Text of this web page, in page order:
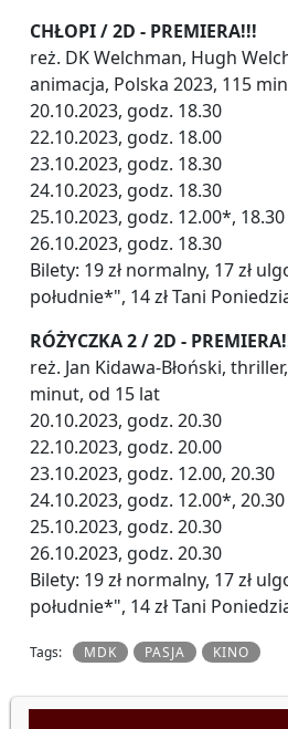
CHŁOPI / 2D - PREMIERA!!!
reż. DK Welchman, Hugh
animacja, Polska 2023, 115
20.10.2023, godz. 18.30
22.10.2023, godz. 18.00
23.10.2023, godz. 18.30
24.10.2023, godz. 18.30
25.10.2023, godz. 12.00*, 18.30
26.10.2023, godz. 18.30
Bilety: 19 zł normalny, 17 zł
południe*", 14 zł Tani
RÓŻYCZKA 2 / 2D -
reż. Jan Kidawa-Błoński,
minut, od 15 lat
20.10.2023, godz. 20.30
22.10.2023, godz. 20.00
23.10.2023, godz. 12.00, 20.30
24.10.2023, godz. 12.00*, 20.30
25.10.2023, godz. 20.30
26.10.2023, godz. 20.30
Bilety: 19 zł normalny, 17 zł
południe*", 14 zł Tani
Tags: MDK PASJA KINO